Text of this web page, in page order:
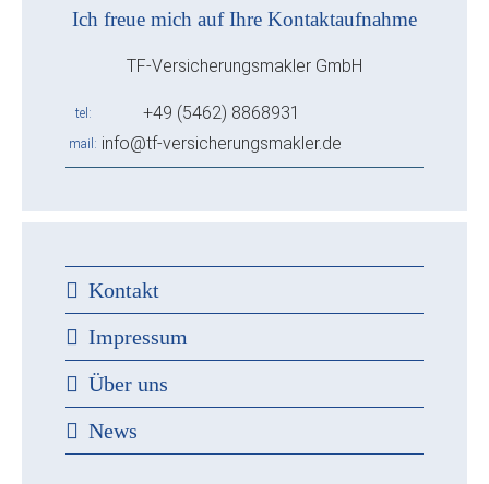
Ich freue mich auf Ihre Kontaktaufnahme
TF-Versicherungsmakler GmbH
tel +49 (5462) 8868931
mail info@tf-versicherungsmakler.de
Kontakt
Impressum
Über uns
News